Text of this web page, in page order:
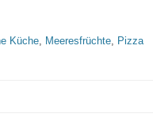
Küche Meeresfrüchte Pizza